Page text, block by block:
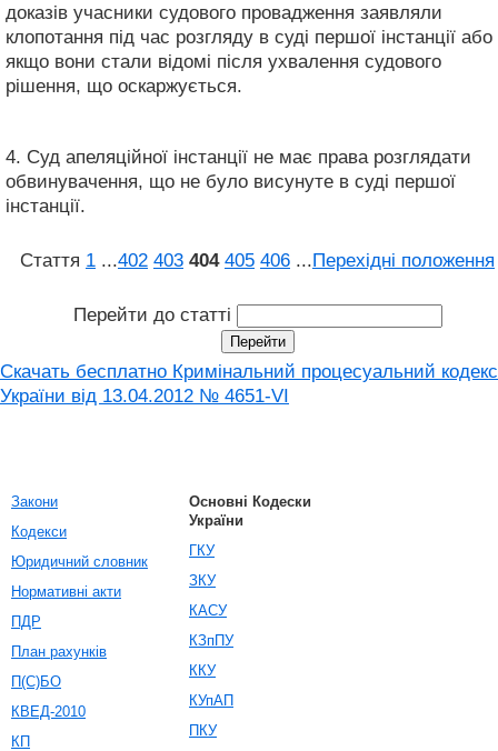
доказів учасники судового провадження заявляли
клопотання під час розгляду в суді першої інстанції або
якщо вони стали відомі після ухвалення судового
рішення, що оскаржується.
4. Суд апеляційної інстанції не має права розглядати
обвинувачення, що не було висунуте в суді першої
інстанції.
Стаття 1 ...402 403 404 405 406 ...Перехідні положення
Перейти до статті
Скачать бесплатно Кримінальний процесуальний кодекс
України від 13.04.2012 № 4651-VI
Закони
Кодекси
Юридичний словник
Нормативні акти
ПДР
План рахунків
П(С)БО
КВЕД-2010
КП
Основні Кодески
України
ГКУ
ЗКУ
КАСУ
КЗпПУ
ККУ
КУпАП
ПКУ